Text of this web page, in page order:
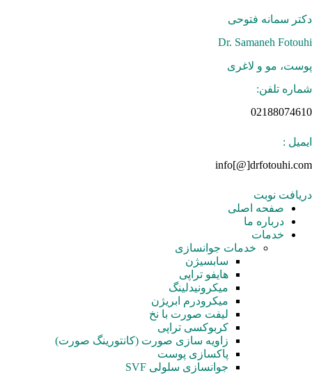
به
دکتر سمانه فتوحی
Dr. Samaneh Fotouhi
پوست، مو و لاغری
شماره تلفن:
02188074610
ایمیل :
info[@]drfotouhi.com
دریافت نوبت
صفحه اصلی
درباره ما
خدمات
خدمات جوانسازی
سابسیژن
هایفو تراپی
میکرونیدلینگ
میکرودرم ابریژن
لیفت صورت با نخ
کربوکسی تراپی
زاویه سازی صورت (کانتورینگ صورت)
پاکسازی پوست
جوانسازی سلولی SVF